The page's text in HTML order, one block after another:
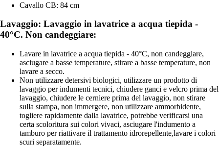
Cavallo CB: 84 cm
Lavaggio: Lavaggio in lavatrice a acqua tiepida -
40°C. Non candeggiare:
Lavare in lavatrice a acqua tiepida - 40°C, non candeggiare,
asciugare a basse temperature, stirare a basse temperature, non
lavare a secco.
Non utilizzare detersivi biologici, utilizzare un prodotto di
lavaggio per indumenti tecnici, chiudere ganci e velcro prima del
lavaggio, chiudere le cerniere prima del lavaggio, non stirare
sulla stampa, non immergere, non utilizzare ammorbidente,
togliere rapidamente dalla lavatrice, potrebbe verificarsi una
certa scoloritura sui colori vivaci, asciugare l'indumento a
tamburo per riattivare il trattamento idrorepellente,lavare i colori
scuri separatamente.